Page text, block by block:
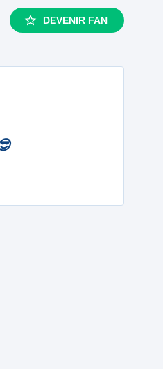
DEVENIR FAN